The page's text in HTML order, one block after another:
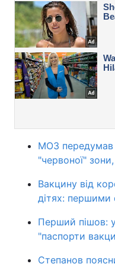
МОЗ передумав
"червоної"
Вакцину від
дітях: першими
Перший пішов:
"паспорти
Степанов